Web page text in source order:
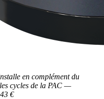
en complément du
cycles de la PAC —
€